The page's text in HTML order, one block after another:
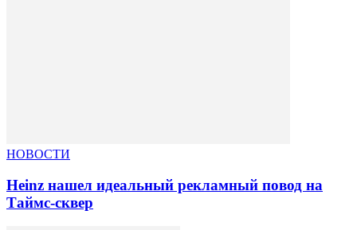
НОВОСТИ
Heinz нашел идеальный рекламный повод на
Таймс-сквер